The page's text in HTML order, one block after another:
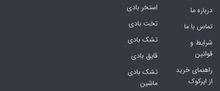
درباره ما
تماس با ما
شرایط و
قوانین
راهنمای خرید
از ایرکوک
استخر بادی
تخت بادی
تشک بادی
قایق بادی
تشک بادی
ماشین